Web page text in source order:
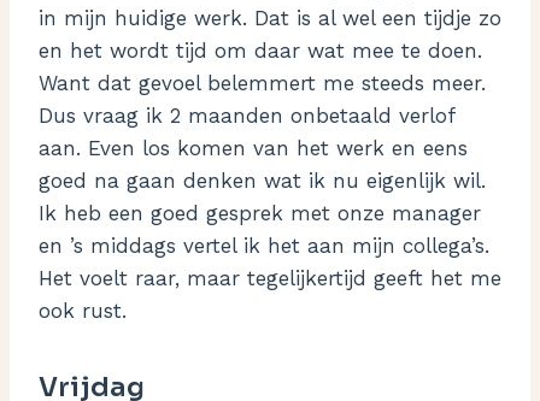
in mijn huidige werk. Dat is al wel een tijdje zo
en het wordt tijd om daar wat mee te doen.
Want dat gevoel belemmert me steeds meer.
Dus vraag ik 2 maanden onbetaald verlof
aan. Even los komen van het werk en eens
goed na gaan denken wat ik nu eigenlijk wil.
Ik heb een goed gesprek met onze manager
en ’s middags vertel ik het aan mijn collega’s.
Het voelt raar, maar tegelijkertijd geeft het me
ook rust.
Vrijdag